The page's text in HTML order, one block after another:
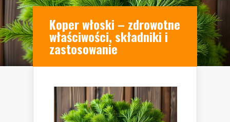
Koper włoski – zdrowotne
właściwości, składniki i
zastosowanie